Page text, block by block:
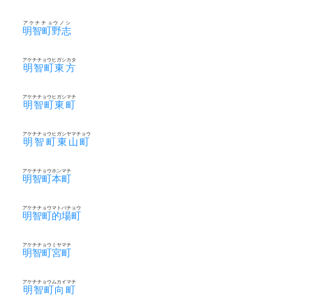
明智町野志
アケチチョウノシ
明智町東方
アケチチョウヒガシカタ
明智町東町
アケチチョウヒガシマチ
明智町東山町
アケチチョウヒガシヤマチョウ
明智町本町
アケチチョウホンマチ
明智町的場町
アケチチョウマトバチョウ
明智町宮町
アケチチョウミヤマチ
明智町向町
アケチチョウムカイマチ